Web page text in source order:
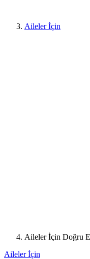
Aileler İçin
Aileler İçin Doğru
Aileler İçin